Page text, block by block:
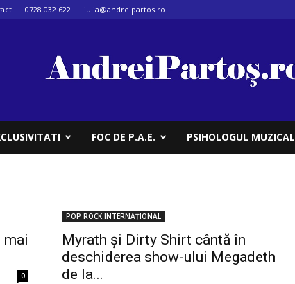
0728 032 622 iulia@andreipartos.ro
FOC DE P.A.E. PSIHOLOGUL MUZICAL
mai
0
POP ROCK INTERNAȚIONAL
Myrath și Dirty Shirt cântă în
deschiderea show-ului Megadeth
de la...